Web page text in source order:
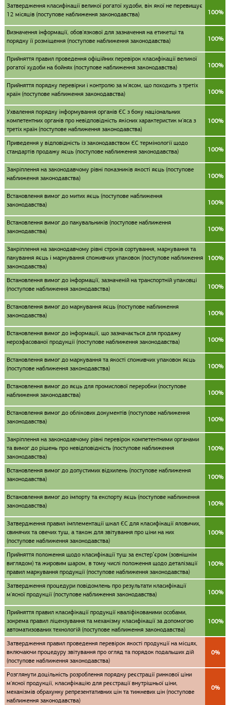
Затвердження класифікації великої рогатої худоби, вік якої не перевищує
12 місяців (поступове наближення законодавства)
100%
Визначення інформації, обов'язкової для зазначення на етикетці та
порядку її розміщення (поступове наближення законодавства)
100%
Прийняття правил проведення офіційних перевірок класифікації великої
рогатої худоби на бойнях (поступове наближення законодавства)
100%
Прийняття порядку перевірки і контролю за м'ясом, що походить з третіх
країн (поступове наближення законодавства)
100%
Ухвалення порядку інформування органів ЄС з боку національних
компетентних органів про невідповідність якісних характеристик м'яса з
третіх країн (поступове наближення законодавства)
100%
Приведення у відповідність із законодавством ЄС термінології щодо
стандартів продажу яєць (поступове наближення законодавства)
100%
Закріплення на законодавчому рівні показників якості яєць (поступове
наближення законодавства)
100%
Встановлення вимог до митих яєць (поступове наближення
законодавства)
100%
Встановлення вимог до пакувальників (поступове наближення
законодавства)
100%
Закріплення на законодавчому рівні строків сортування, маркування та
пакування яєць і маркування споживчих упаковок (поступове наближення
законодавства)
100%
Встановлення вимог до інформації, зазначеній на транспортній упаковці
(поступове наближення законодавства)
100%
Встановлення вимог до маркування яєць (поступове наближення
законодавства)
100%
Встановлення вимог до інформації, що зазначається для продажу
нерозфасованої продукції (поступове наближення законодавства)
100%
Встановлення вимог до маркування та якості споживчих упаковок яєць
(поступове наближення законодавства)
100%
Встановлення вимог до яєць для промислової переробки (поступове
наближення законодавства)
100%
Встановлення вимог до облікових документів (поступове наближення
законодавства)
100%
Закріплення на законодавчому рівні перевірок компетентними органами
та вимог до рішень про невідповідність (поступове наближення
законодавства)
100%
Встановлення вимог до допустимих відхилень (поступове наближення
законодавства)
100%
Встановлення вимог до імпорту та експорту яєць (поступове наближення
законодавства)
100%
Затвердження правил імплементації шкал ЄС для класифікації яловичих,
свинячих та овечих туш, а також для звітування про ціни на них
(поступове наближення законодавства)
100%
Прийняття положення щодо класифікації туш за екстер’єром (зовнішнім
виглядом) та жировим шаром, в тому числі положення щодо деталізації
правил маркування продукції (поступове наближення законодавства)
100%
Затвердження процедури повідомлень про результати класифікації
м'ясної продукції (поступове наближення законодавства)
100%
Прийняття правил класифікації продукції кваліфікованими особами,
зокрема правил ліцензування та механізму класифікації за допомогою
автоматизованих технологій (поступове наближення законодавства)
100%
Затвердження правил проведення перевірок якості продукції на місцях,
включаючи процедуру звітування про огляд та порядок подальших дій
(поступове наближення законодавства)
0%
Розглянути доцільність розроблення порядку реєстрації ринкової ціни
м'ясної продукції, класифікацію для реєстрації внутрішньої ціни,
механізмів обрахунку репрезентативних цін та тижневих цін (поступове
наближення законодавства)
0%